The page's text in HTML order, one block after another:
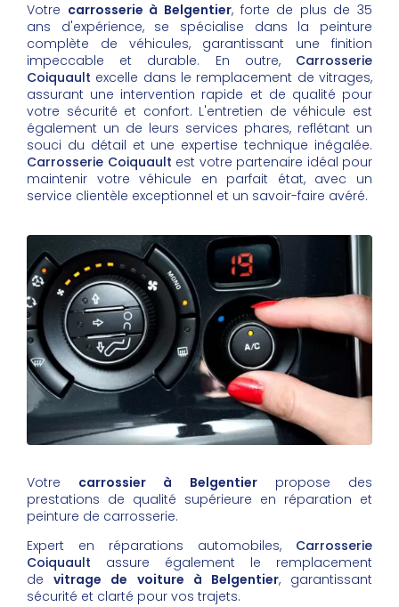
Votre carrosserie à Belgentier, forte de plus de 35
ans d'expérience, se spécialise dans la peinture
complète de véhicules, garantissant une finition
impeccable et durable. En outre, Carrosserie
Coiquault excelle dans le remplacement de vitrages,
assurant une intervention rapide et de qualité pour
votre sécurité et confort. L'entretien de véhicule est
également un de leurs services phares, reflétant un
souci du détail et une expertise technique inégalée.
Carrosserie Coiquault est votre partenaire idéal pour
maintenir votre véhicule en parfait état, avec un
service clientèle exceptionnel et un savoir-faire avéré.
Votre carrossier à Belgentierpropose des
prestations de qualité supérieure en réparation et
peinture de carrosserie.
Expert en réparations automobiles, Carrosserie
Coiquault assure également le remplacement
devitrage de voiture à Belgentier, garantissant
sécurité et clarté pour vos trajets.